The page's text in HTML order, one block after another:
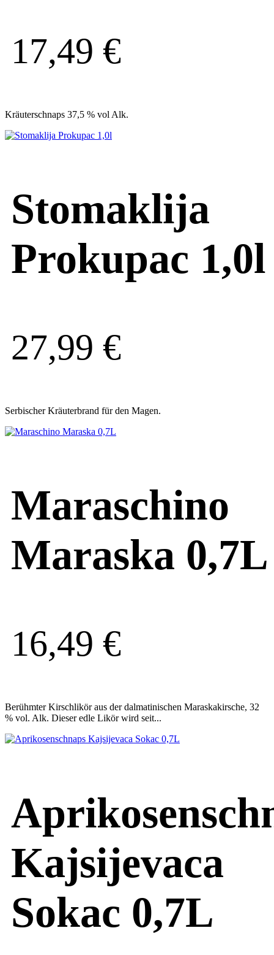
17,49 €
Kräuterschnaps 37,5 % vol Alk.
Stomaklija
Prokupac 1,0l
27,99 €
Serbischer Kräuterbrand für den Magen.
Maraschino
Maraska 0,7L
16,49 €
Berühmter Kirschlikör aus der dalmatinischen Maraskakirsche, 32
% vol. Alk. Dieser edle Likör wird seit...
Kajsijevaca
Sokac 0,7L